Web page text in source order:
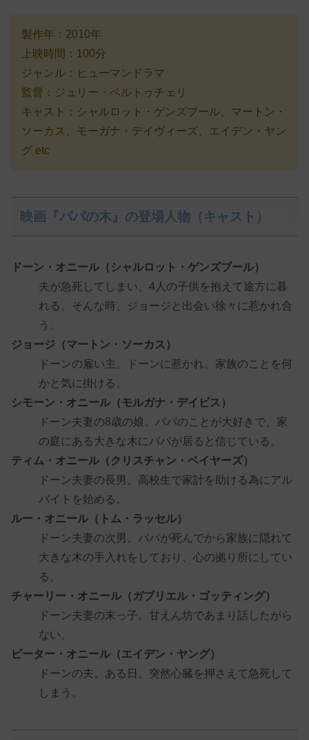
製作年：2010年
上映時間：100分
ジャンル：ヒューマンドラマ
監督：ジュリー・ベルトゥチェリ
キャスト：シャルロット・ゲンズブール、マートン・
ソーカス、モーガナ・デイヴィーズ、エイデン・ヤン
グ etc
映画『パパの木』の登場人物（キャスト）
ドーン・オニール（シャルロット・ゲンズブール）
夫が急死してしまい、4人の子供を抱えて途方に暮
れる。そんな時、ジョージと出会い徐々に惹かれ合
う。
ジョージ（マートン・ソーカス）
ドーンの雇い主。ドーンに惹かれ、家族のことを何
かと気に掛ける。
シモーン・オニール（モルガナ・デイビス）
ドーン夫妻の8歳の娘。パパのことが大好きで、家
の庭にある大きな木にパパが居ると信じている。
ティム・オニール（クリスチャン・ベイヤーズ）
ドーン夫妻の長男。高校生で家計を助ける為にアル
バイトを始める。
ルー・オニール（トム・ラッセル）
ドーン夫妻の次男。パパが死んでから家族に隠れて
大きな木の手入れをしており、心の拠り所にしてい
る。
チャーリー・オニール（ガブリエル・ゴッティング）
ドーン夫妻の末っ子。甘えん坊であまり話したがら
ない。
ピーター・オニール（エイデン・ヤング）
ドーンの夫。ある日、突然心臓を押さえて急死して
しまう。